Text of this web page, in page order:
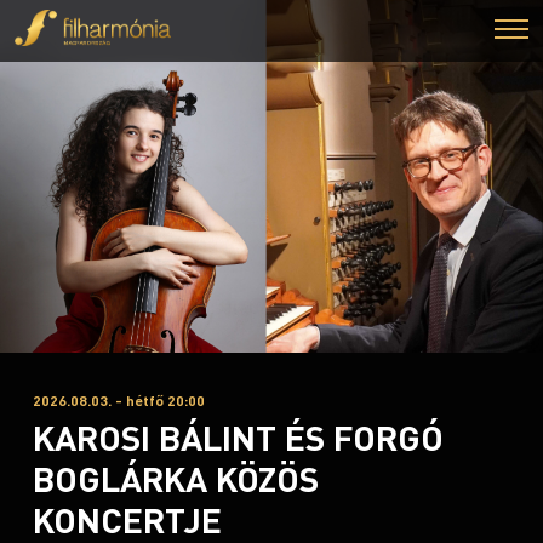
2026.08.03. - hétfő 20:00
KAROSI BÁLINT ÉS FORGÓ
BOGLÁRKA KÖZÖS
KONCERTJE